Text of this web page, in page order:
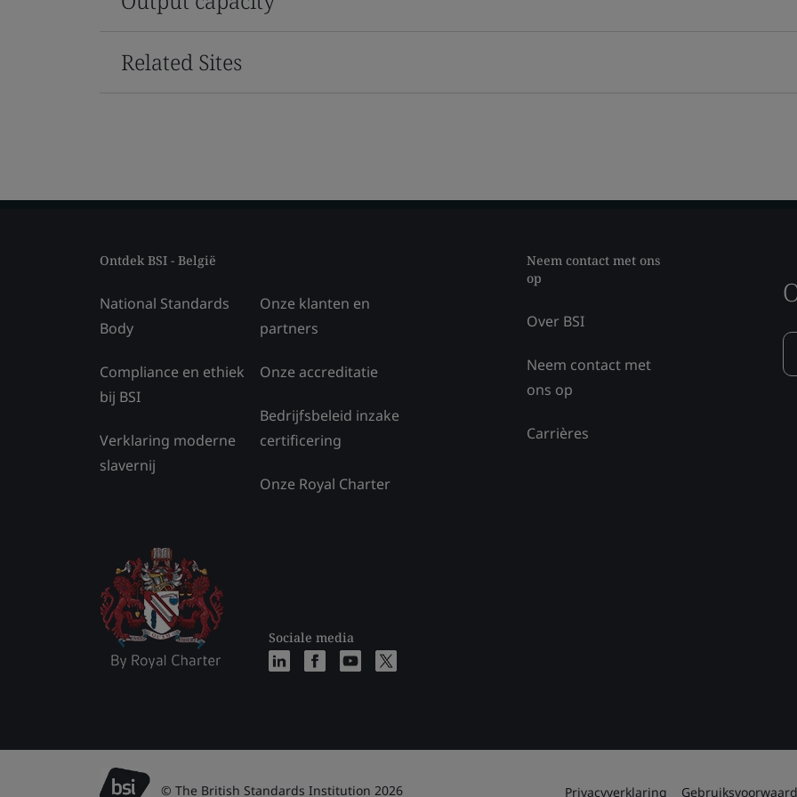
Related Sites
Ontdek BSI - België
National Standards
Body
Compliance en ethiek
bij BSI
Verklaring moderne
slavernij
Onze klanten en
partners
Onze accreditatie
Bedrijfsbeleid inzake
certificering
Onze Royal Charter
Sociale media
Neem contact met ons
op
Over BSI
Neem contact met
ons op
Carrières
© The British Standards Institution 2026 Privacyverklaring